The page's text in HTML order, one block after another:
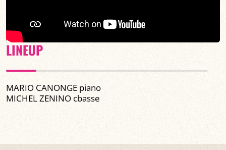
LINEUP
MARIO CANONGE piano
MICHEL ZENINO cbasse